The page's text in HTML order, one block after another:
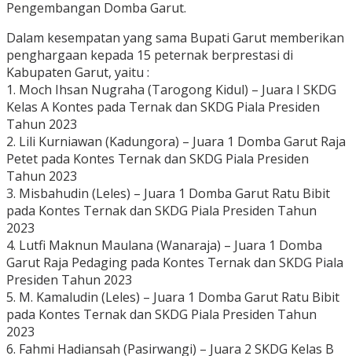
Pengembangan Domba Garut.
Dalam kesempatan yang sama Bupati Garut memberikan
penghargaan kepada 15 peternak berprestasi di
Kabupaten Garut, yaitu :
1. Moch Ihsan Nugraha (Tarogong Kidul) – Juara I SKDG
Kelas A Kontes pada Ternak dan SKDG Piala Presiden
Tahun 2023
2. Lili Kurniawan (Kadungora) – Juara 1 Domba Garut Raja
Petet pada Kontes Ternak dan SKDG Piala Presiden
Tahun 2023
3. Misbahudin (Leles) – Juara 1 Domba Garut Ratu Bibit
pada Kontes Ternak dan SKDG Piala Presiden Tahun
2023
4. Lutfi Maknun Maulana (Wanaraja) – Juara 1 Domba
Garut Raja Pedaging pada Kontes Ternak dan SKDG Piala
Presiden Tahun 2023
5. M. Kamaludin (Leles) – Juara 1 Domba Garut Ratu Bibit
pada Kontes Ternak dan SKDG Piala Presiden Tahun
2023
6. Fahmi Hadiansah (Pasirwangi) – Juara 2 SKDG Kelas B